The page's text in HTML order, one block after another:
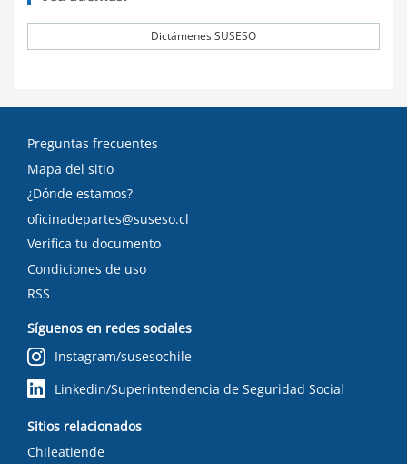
Dictámenes SUSESO
Preguntas frecuentes
Mapa del sitio
¿Dónde estamos?
oficinadepartes@suseso.cl
Verifica tu documento
Condiciones de uso
RSS
Síguenos en redes sociales
Instagram/susesochile
Linkedin/Superintendencia de Seguridad Social
Sitios relacionados
Chileatiende